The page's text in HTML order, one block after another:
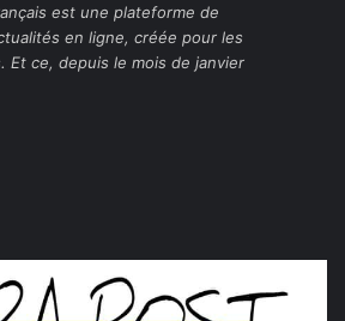
est une plateforme de
en ligne, créée pour les
Et ce, depuis le mois de janvier